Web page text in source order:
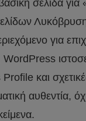
σελίδα για
για
και
αυθεντία,